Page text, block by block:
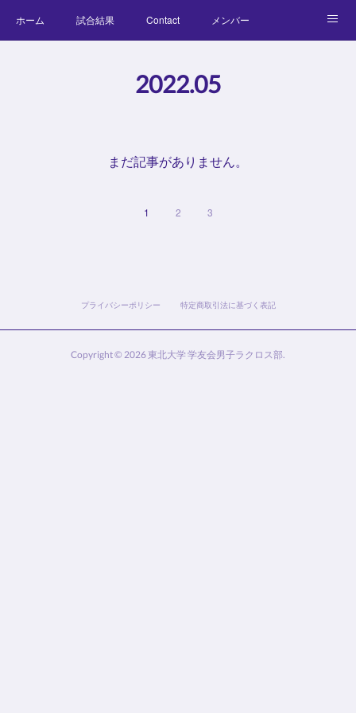
ホーム 試合結果 Contact メンバー
2022.05
まだ記事がありません。
1 2 3
プライバシーポリシー 特定商取引法に基づく表記
Copyright © 2026 東北大学 学友会男子ラクロス部.